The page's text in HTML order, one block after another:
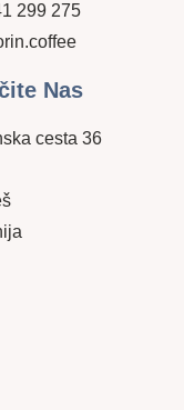
299 275
Nas
cesta 36